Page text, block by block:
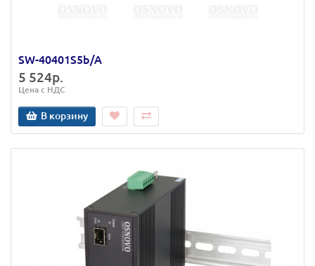
SW-40401S5b/A
5 524р.
Цена с НДС
В корзину